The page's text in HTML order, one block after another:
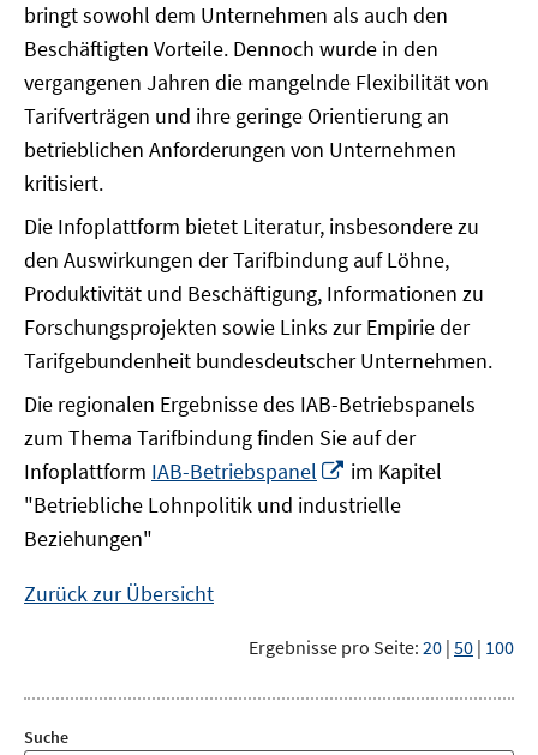
bringt sowohl dem Unternehmen als auch den
Beschäftigten Vorteile. Dennoch wurde in den
vergangenen Jahren die mangelnde Flexibilität von
Tarifverträgen und ihre geringe Orientierung an
betrieblichen Anforderungen von Unternehmen
kritisiert.
Die Infoplattform bietet Literatur, insbesondere zu
den Auswirkungen der Tarifbindung auf Löhne,
Produktivität und Beschäftigung, Informationen zu
Forschungsprojekten sowie Links zur Empirie der
Tarifgebundenheit bundesdeutscher Unternehmen.
Die regionalen Ergebnisse des IAB-Betriebspanels
zum Thema Tarifbindung finden Sie auf der
Infoplattform IAB-Betriebspanel
In
neuem
im Kapitel
"Betriebliche Lohnpolitik und industrielle
Beziehungen"
Zurück zur Übersicht
Ergebnisse pro Seite: 20 | 50 | 100
Suche